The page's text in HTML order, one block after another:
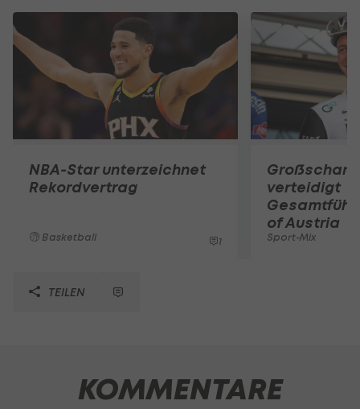
NBA-Star unterzeichnet
Rekordvertrag
Basketball 1
verteidigt
of Austria
Sport-Mix
TEILEN
KOMMENTARE